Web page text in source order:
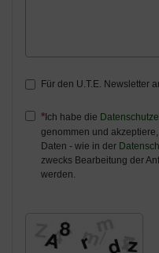
Für den U.T.E. Newsletter
Ich habe die
genommen und
Daten - wie in der
zwecks Bearbeitung der
werden.